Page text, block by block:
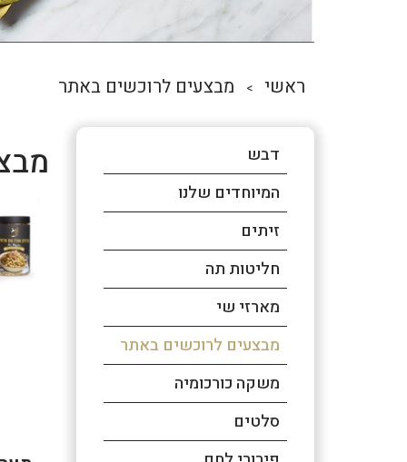
ראשי > מבצעים לרוכשים באתר
דבש
המיוחדים שלנו
זיתים
חליטות תה
מארזי שי
מבצעים לרוכשים באתר
משקה כורכומיה
סלטים